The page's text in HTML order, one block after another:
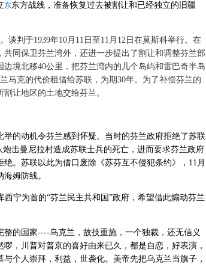
东东方战线，准备恢复过去被割让和已经独立的旧疆
谈判于1939年10月11日至11月12日在莫斯科举行。在
共同保卫芬兰湾外，还进一步提出了割让和调整芬兰部
境北移40公里，把芬兰湾内的几个岛屿和雷巴奇半岛
马克的代价租借给苏联，为期30年。为了补偿芬兰的
让地区的土地交给芬兰。
的动机令芬兰感到怀疑。当时的芬兰政府拒绝了苏联
击曼尼拉村造成苏联士兵的死亡，进而要求芬兰政府
。苏联以此为借口废除《苏芬互不侵犯条约》，11月
海姆防线。
西宁为首的“芬兰民主共和国”政府，希望借此煽动芬兰
的国家----乌克兰，故技重施，一个独裁，还无信义
，川普对普京的喜好由来已久，都是自恋，好表演，
个人崇拜，利益，世袭化。美帝先把乌克兰当旗子，